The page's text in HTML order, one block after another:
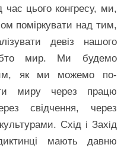
час цього конгресу, ми,
поміркувати над тим,
девіз нашого
мир. Ми будемо
як ми можемо по-
миру через працю
свідчення, через
Схід і Захід
мають давню